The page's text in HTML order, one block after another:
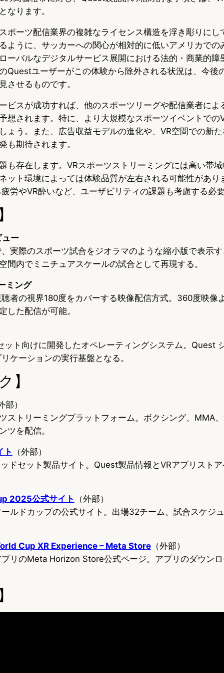
なります。
ポーツ配信業界の複雑なライセンス構造を浮き彫りにし
ように、サッカーへの関心が相対的に低いアメリカでの
ーバルなデジタルサービス展開における法的・商業的障
Questユーザーがこの体験から除外される状況は、今後
させるものです。
ビスが成功すれば、他のスポーツリーグや配信業者によ
想されます。特に、より大規模なスポーツイベントでの
ょう。また、広告収益モデルの進化や、VR空間での新
も期待されます。
も存在します。VRスポーツストリーミングには高い帯
ット環境によっては体験品質が左右される可能性があり
労やVR酔いなど、ユーザビリティの課題も考慮する必
ー
実際のスポーツ試合をジオラマのような縮小版で表示
間内でミニチュアスケールの試合として再現する。
ミング
者の視界180度をカバーする映像配信方式。360度映像
した配信が可能。
ット向けに開発したオペレーティングシステム。Quest
ケーションの実行基盤となる。
】
部）
ストリーミングプラットフォーム。ボクシング、MMA
ツを配信。
ト
（外部）
ドセット製品サイト。Quest製品情報とVRアプリスト
2025公式サイト
（外部）
ルドカップの公式サイト。出場32チーム、試合スケジ
Cup XR Experience – Meta Store（外部）
リのMeta Horizon Store公式ページ。アプリのダウン